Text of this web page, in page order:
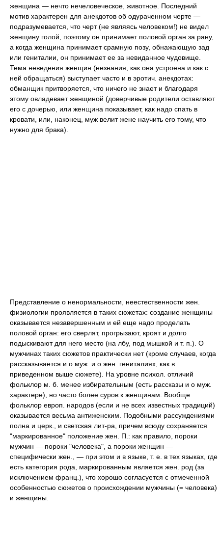
женщина — нечто нечеловеческое, животное. Последний
мотив характерен для анекдотов об одураченном черте —
подразумевается, что черт (не являясь человеком!) не видел
женщину голой, поэтому он принимает половой орган за рану,
а когда женщина принимает срамную позу, обнажающую зад
или гениталии, он принимает ее за невиданное чудовище.
Тема неведения женщин (незнания, как она устроена и как с
ней обращаться) выступает часто и в эротич. анекдотах:
обманщик притворяется, что ничего не знает и благодаря
этому овладевает женщиной (доверчивые родители оставляют
его с дочерью, или женщина показывает, как надо спать в
кровати, или, наконец, муж велит жене научить его тому, что
нужно для брака).
Представление о ненормальности, неестественности жен.
физиологии проявляется в таких сюжетах: создание женщины
оказывается незавершенным и ей еще надо проделать
половой орган: его сверлят, прогрызают, кроят и долго
подыскивают для него место (на лбу, под мышкой и т. п.). О
мужчинах таких сюжетов практически нет (кроме случаев, когда
рассказывается и о муж. и о жен. гениталиях, как в
приведенном выше сюжете). На уровне психол. отличий
фольклор м. б. менее избирательным (есть рассказы и о муж.
характере), но часто более суров к женщинам. Вообще
фольклор европ. народов (если и не всех известных традиций)
оказывается весьма антиженским. Подобными рассуждениями
полна и церк., и светская лит-ра, причем всюду сохраняется
"маркированное" положение жен. П.: как правило, пороки
мужчин — пороки "человека", а пороки женщин —
специфически жен., — при этом и в языке, т. е. в тех языках, где
есть категория рода, маркированным является жен. род (за
исключением франц.), что хорошо согласуется с отмеченной
особенностью сюжетов о происхождении мужчины (= человека)
и женщины.